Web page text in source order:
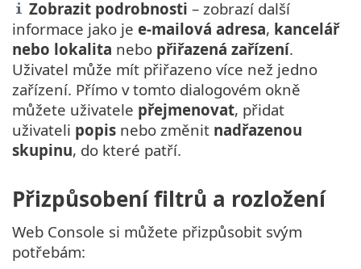
Zobrazit podrobnosti – zobrazí další
informace jako je e-mailová adresa, kancelář
nebo lokalita nebo přiřazená zařízení.
Uživatel může mít přiřazeno více než jedno
zařízení. Přímo v tomto dialogovém okně
můžete uživatele přejmenovat, přidat
uživateli popis nebo změnit nadřazenou
skupinu, do které patří.
Přizpůsobení filtrů a rozložení
Web Console si můžete přizpůsobit svým
potřebám: